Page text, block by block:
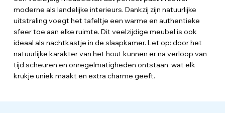
moderne als landelijke interieurs. Dankzij zijn natuurlijke
uitstraling voegt het tafeltje een warme en authentieke
sfeer toe aan elke ruimte. Dit veelzijdige meubel is ook
ideaal als nachtkastje in de slaapkamer. Let op: door het
natuurlijke karakter van het hout kunnen er na verloop van
tijd scheuren en onregelmatigheden ontstaan, wat elk
krukje uniek maakt en extra charme geeft.